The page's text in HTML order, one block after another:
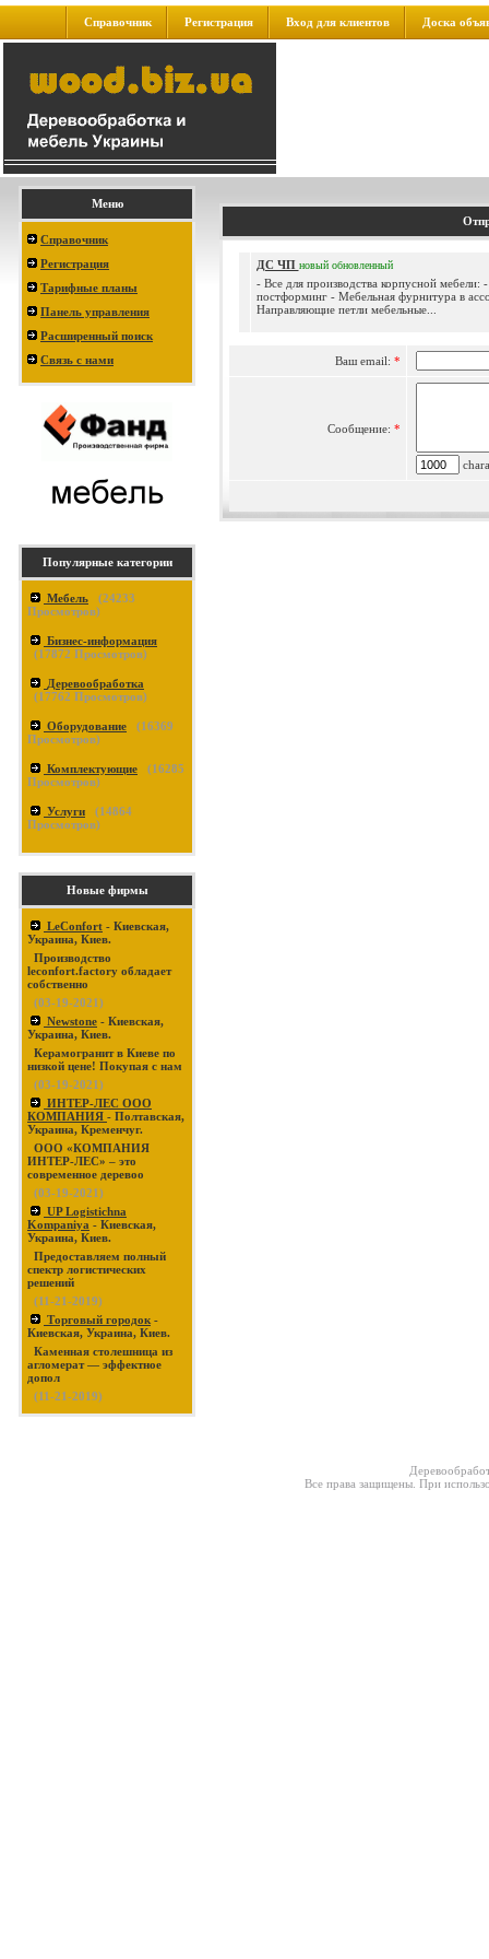
Справочник Регистрация Вход для клиентов Доска
Меню
Справочник
Регистрация
Тарифные планы
Панель управления
Расширенный поиск
Связь с нами
Популярные категории
Мебель (24233
Просмотров)
Бизнес-информация
(17872 Просмотров)
Деревообработка
(17762 Просмотров)
Оборудование (16369
Просмотров)
Комплектующие (16285
Просмотров)
Услуги (14864
Просмотров)
Новые фирмы
LeConfort - Киевская,
Украина, Киев.
Производство
leconfort.factory обладает
собственно
(03-19-2021)
Newstone - Киевская,
Украина, Киев.
Керамогранит в Киеве по
низкой цене! Покупая с нам
(03-19-2021)
ИНТЕР-ЛЕС ООО
КОМПАНИЯ - Полтавская,
Украина, Кременчуг.
ООО «КОМПАНИЯ
ИНТЕР-ЛЕС» – это
современное деревоо
(03-19-2021)
UP Logistichna
Kompaniya - Киевская,
Украина, Киев.
Предоставляем полный
спектр логистических
решений
(11-21-2019)
Торговый городок -
Киевская, Украина, Киев.
Каменная столешница из
агломерат — эффектное
допол
(11-21-2019)
ДС ЧП новый обновленный
- Все для производства корпусной
постформинг - Мебельная фурнитура в
Направляющие петли мебельные...
Ваш email: *
Сообщение: *
Все права защищены. При